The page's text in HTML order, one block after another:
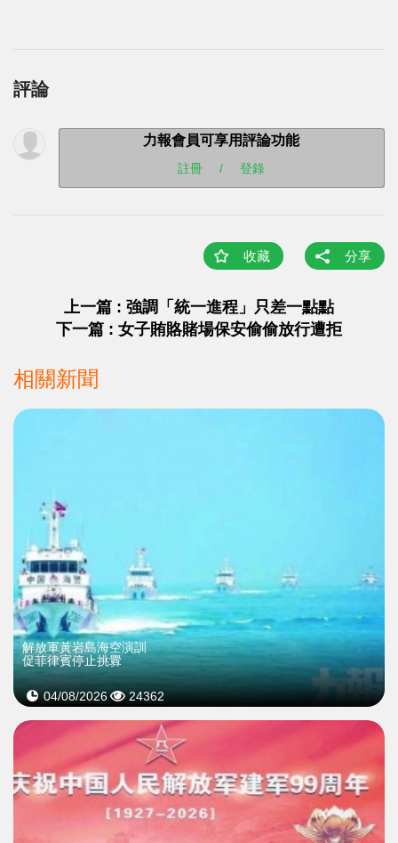
評論
力報會員可享用評論功能
註冊 / 登錄
收藏 分享
上一篇 : 強調「統一進程」只差一點點
下一篇 : 女子賄賂賭場保安偷偷放行遭拒
相關新聞
解放軍黃岩島海空演訓
促菲律賓停止挑釁
04/08/2026 24362